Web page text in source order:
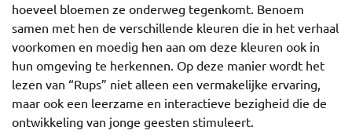
hoeveel bloemen ze onderweg tegenkomt. Benoem
samen met hen de verschillende kleuren die in het verhaal
voorkomen en moedig hen aan om deze kleuren ook in
hun omgeving te herkennen. Op deze manier wordt het
lezen van “Rups” niet alleen een vermakelijke ervaring,
maar ook een leerzame en interactieve bezigheid die de
ontwikkeling van jonge geesten stimuleert.